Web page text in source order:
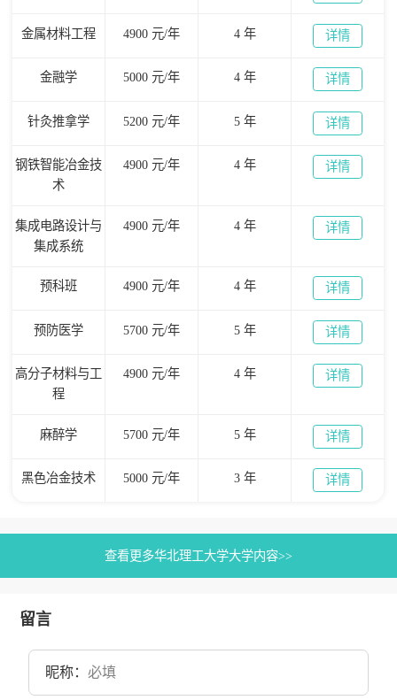
金属材料工程 4900 元/年 4 年 详情
金融学 5000 元/年 4 年 详情
针灸推拿学 5200 元/年 5 年 详情
钢铁智能冶金技
术
4900 元/年 4 年 详情
集成电路设计与
集成系统
4900 元/年 4 年 详情
预科班 4900 元/年 4 年 详情
预防医学 5700 元/年 5 年 详情
高分子材料与工
程
4900 元/年 4 年 详情
麻醉学 5700 元/年 5 年 详情
黑色冶金技术 5000 元/年 3 年 详情
查看更多华北理工大学大学内容>>
留言
昵称：